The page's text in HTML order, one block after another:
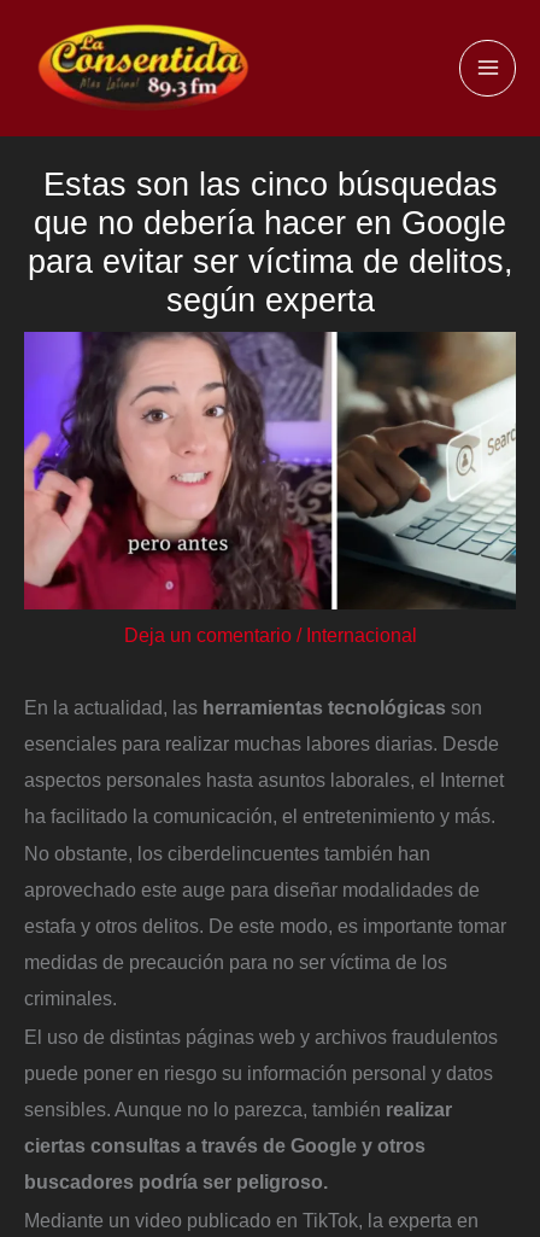
contenido
Estas son las cinco búsquedas
que no debería hacer en Google
para evitar ser víctima de delitos,
según experta
Deja un comentario / Internacional
En la actualidad, las herramientas tecnológicas son
esenciales para realizar muchas labores diarias. Desde
aspectos personales hasta asuntos laborales, el Internet
ha facilitado la comunicación, el entretenimiento y más.
No obstante, los ciberdelincuentes también han
aprovechado este auge para diseñar modalidades de
estafa y otros delitos. De este modo, es importante tomar
medidas de precaución para no ser víctima de los
criminales.
El uso de distintas páginas web y archivos fraudulentos
puede poner en riesgo su información personal y datos
sensibles. Aunque no lo parezca, también realizar
ciertas consultas a través de Google y otros
buscadores podría ser peligroso.
Mediante un video publicado en TikTok, la experta en